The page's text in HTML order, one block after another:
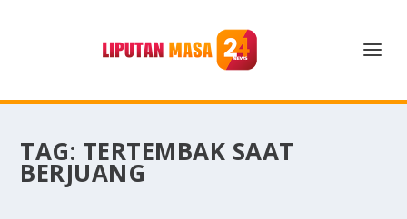
TAG: TERTEMBAK SAAT
BERJUANG